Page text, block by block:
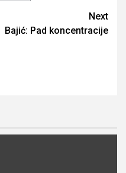
Next
Bajić: Pad koncentracije